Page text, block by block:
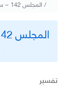
المجلس 142 – سورة الأعراف (15) من آية 189 – آخر السورة
تفسير